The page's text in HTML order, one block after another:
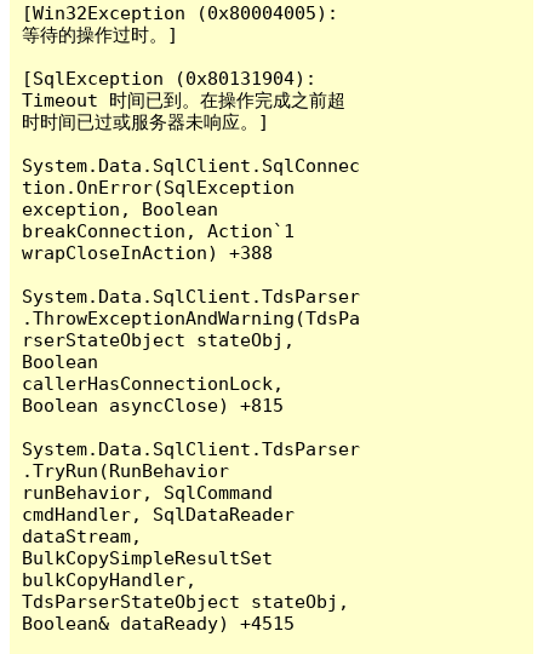
[Win32Exception (0x80004005):
等待的操作过时。]
[SqlException (0x80131904):
Timeout 时间已到。在操作完成之前超
时时间已过或服务器未响应。]
System.Data.SqlClient.SqlConnec
tion.OnError(SqlException
exception, Boolean
breakConnection, Action`1
wrapCloseInAction) +388
System.Data.SqlClient.TdsParser
.ThrowExceptionAndWarning(TdsPa
rserStateObject stateObj,
Boolean
callerHasConnectionLock,
Boolean asyncClose) +815
System.Data.SqlClient.TdsParser
.TryRun(RunBehavior
runBehavior, SqlCommand
cmdHandler, SqlDataReader
dataStream,
BulkCopySimpleResultSet
bulkCopyHandler,
TdsParserStateObject stateObj,
Boolean& dataReady) +4515